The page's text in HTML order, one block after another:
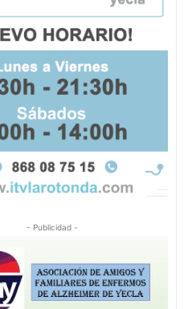
- Publicidad -